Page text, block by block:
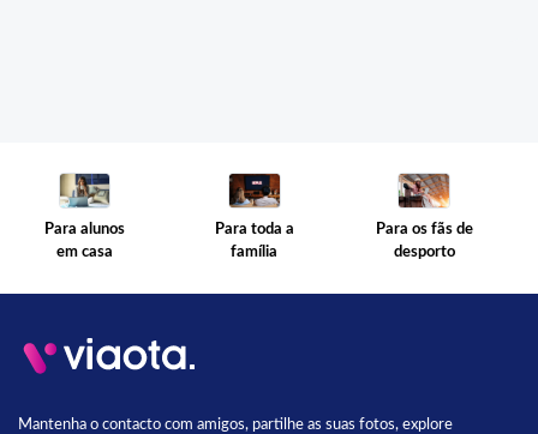
Para alunos
em casa
Para toda a
família
Para os fãs de
desporto
Mantenha o contacto com amigos, partilhe as suas fotos, explore